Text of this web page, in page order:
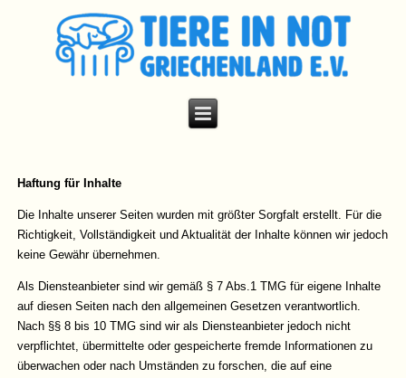
Haftung für Inhalte
Die Inhalte unserer Seiten wurden mit größter Sorgfalt erstellt. Für die
Richtigkeit, Vollständigkeit und Aktualität der Inhalte können wir jedoch
keine Gewähr übernehmen.
Als Diensteanbieter sind wir gemäß § 7 Abs.1 TMG für eigene Inhalte
auf diesen Seiten nach den allgemeinen Gesetzen verantwortlich.
Nach §§ 8 bis 10 TMG sind wir als Diensteanbieter jedoch nicht
verpflichtet, übermittelte oder gespeicherte fremde Informationen zu
überwachen oder nach Umständen zu forschen, die auf eine